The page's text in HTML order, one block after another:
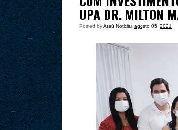
UPA DR. MILTON
Posted byAssú Noticia
às agosto 05, 2021